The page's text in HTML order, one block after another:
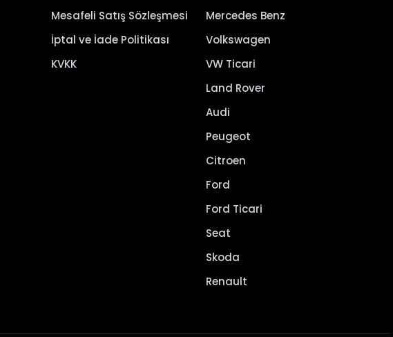
Mesafeli Satış Sözleşmesi
İptal ve İade Politikası
KVKK
Mercedes Benz
Volkswagen
VW Ticari
Land Rover
Audi
Peugeot
Citroen
Ford
Ford Ticari
Seat
Skoda
Renault